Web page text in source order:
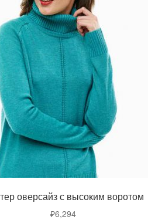
оверсайз с высоким воротом
₽6,294